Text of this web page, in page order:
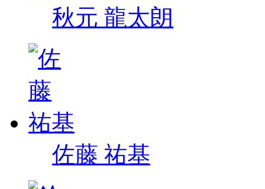
秋元 龍太朗
佐藤 祐基